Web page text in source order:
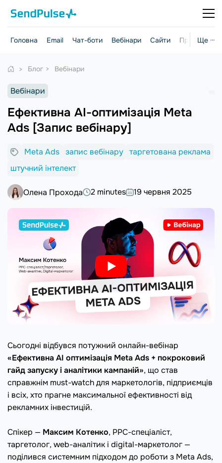
Ще ···
Головна Email Чат-боти Вебінари Сайти Практичні
Блог Вебінари
Вебінари
Ефективна AI-оптимізація Meta
Ads [Запис вебінару]
Meta Ads запис вебінару таргетована реклама
штучний інтелект
Олена Прохода 2 minutes 19 червня 2025
Сьогодні відбувся потужний онлайн-вебінар
«Ефективна AI оптимізація Meta Ads + покроковий
гайд запуску і аналітики кампаній», що став
справжнім must-watch для маркетологів, підприємців
і всіх, хто прагне максимальної ефективності від
рекламних інвестицій.
Спікер — Максим Котенко, PPC-спеціаліст,
таргетолог, web-аналітик і digital-маркетолог —
поділився системним підходом до роботи з Meta Ads,